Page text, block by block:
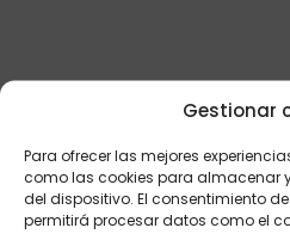
Gestionar
Para ofrecer las mejores
como las cookies para almacenar
del dispositivo. El consentimiento
permitirá procesar datos como el